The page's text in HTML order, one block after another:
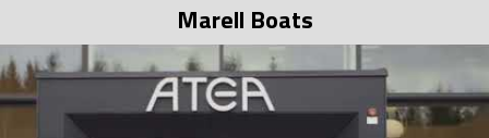
Marell Boats